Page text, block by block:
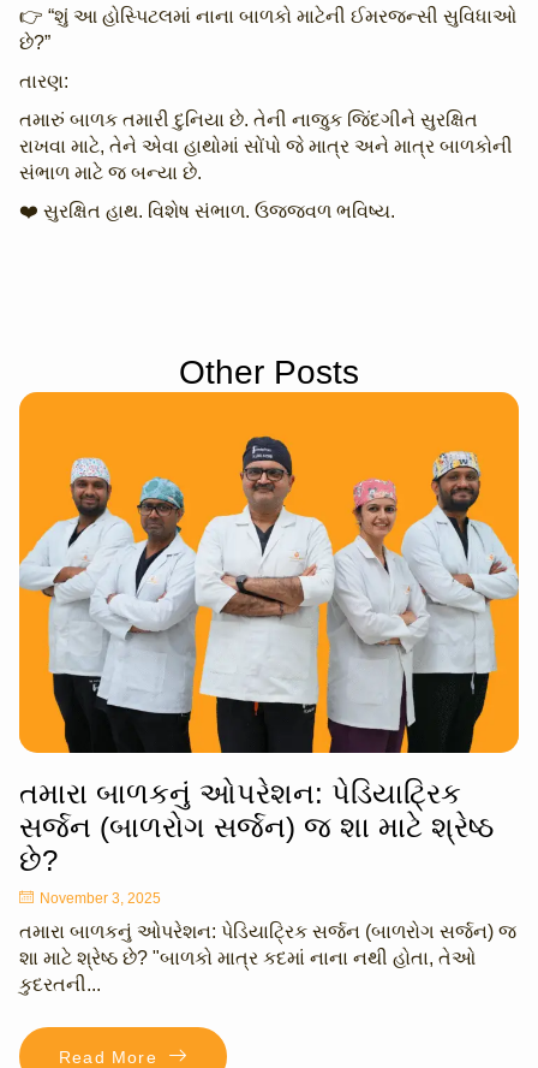
👉 “શું આ હોસ્પિટલમાં નાના બાળકો માટેની ઈમરજન્સી સુવિધાઓ
છે?”
તારણ:
તમારું બાળક તમારી દુનિયા છે. તેની નાજુક જિંદગીને સુરક્ષિત
રાખવા માટે, તેને એવા હાથોમાં સોંપો જે માત્ર અને માત્ર બાળકોની
સંભાળ માટે જ બન્યા છે.
❤️ સુરક્ષિત હાથ. વિશેષ સંભાળ. ઉજ્જવળ ભવિષ્ય.
Other Posts
તમારા બાળકનું ઓપરેશન: પેડિયાટ્રિક
સર્જન (બાળરોગ સર્જન) જ શા માટે શ્રેષ્ઠ
છે?
November 3, 2025
તમારા બાળકનું ઓપરેશન: પેડિયાટ્રિક સર્જન (બાળરોગ સર્જન) જ
શા માટે શ્રેષ્ઠ છે? "બાળકો માત્ર કદમાં નાના નથી હોતા, તેઓ
કુદરતની...
Read More